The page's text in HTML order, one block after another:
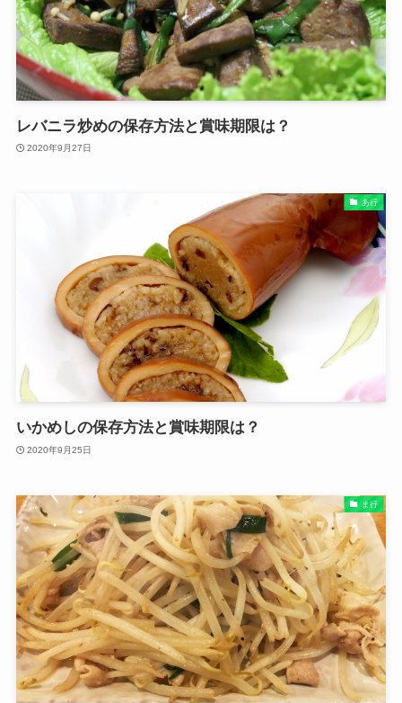
レバニラ炒めの保存方法と賞味期限は？
2020年9月27日
あ行
いかめしの保存方法と賞味期限は？
2020年9月25日
ま行